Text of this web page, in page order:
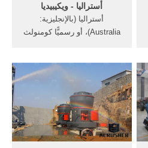
أستراليا - ويكيبيديا
أستراليا (بالإنجليزية:
Australia)‏، أو رسميًّا كومنولث
دولة تقع في نصف الكرة
الجنوبي جنوب شرق آسيا
وغرب المحيط الهادي، عاصمتها
كانبرا.ويحيط القارة من الشمال
بحر تيمور وبحر أرفورا ...